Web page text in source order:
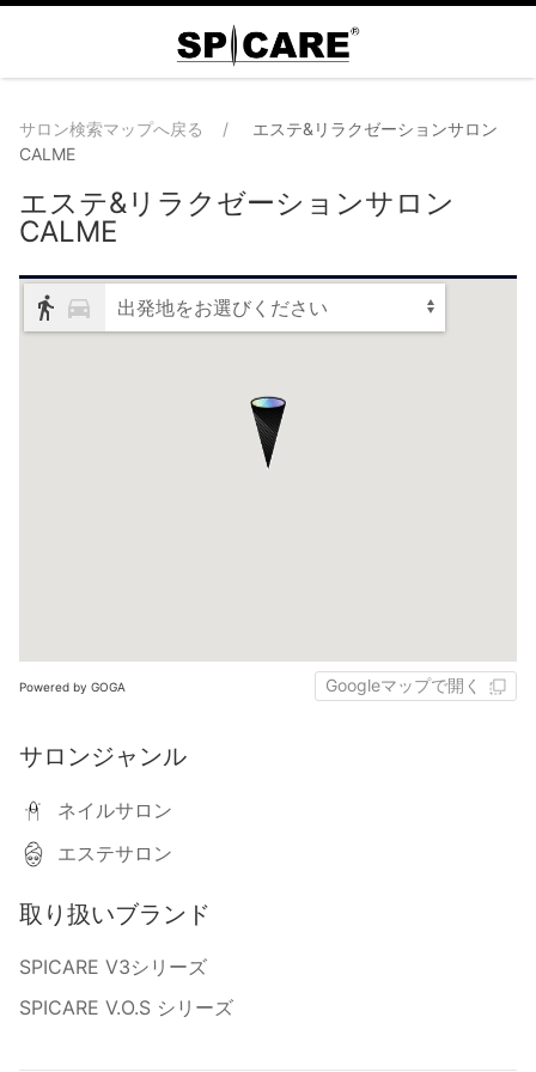
サロン検索マップへ戻る
エステ&リラクゼーションサロン
CALME
エステ&リラクゼーションサロン
CALME
出発地をお選びください
Powered by GOGA Googleマップで開く
サロンジャンル
ネイルサロン
エステサロン
取り扱いブランド
SPICARE V3シリーズ
SPICARE V.O.S シリーズ